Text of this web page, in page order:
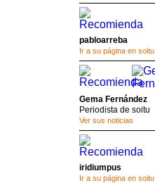
pabloarreba
Ir a su página en soitu
Gema Fernández
Periodista de soitu
Ver sus noticias
iridiumpus
Ir a su página en soitu